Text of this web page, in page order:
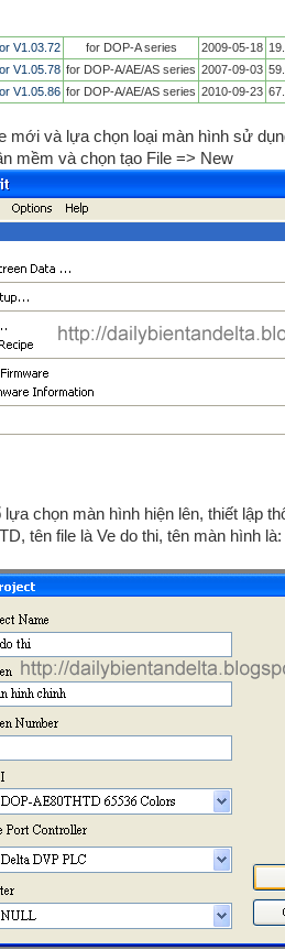
V1.03.72 for DOP-A series 2009-05-18
V1.05.78 for DOP-A/AE/AS series 2007-09-03
V1.05.86 for DOP-A/AE/AS series 2010-09-23
mới và lựa chọn loại màn hình sử
mềm và chọn tạo File => New
chọn màn hình hiện lên, thiết lập
tên file là Ve do thi, tên màn hình